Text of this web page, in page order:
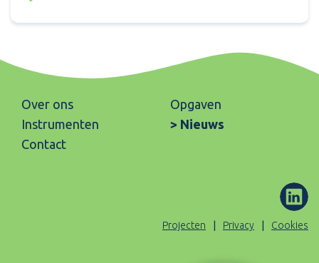
Over ons
Opgaven
Instrumenten
Nieuws
Contact
ons
Projecten Privacy Cookies